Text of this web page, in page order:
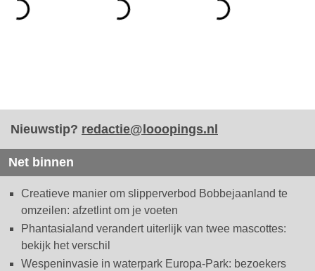
Nieuwstip? redactie@looopings.nl
Net binnen
Creatieve manier om slipperverbod Bobbejaanland te
omzeilen: afzetlint om je voeten
Phantasialand verandert uiterlijk van twee mascottes:
bekijk het verschil
Wespeninvasie in waterpark Europa-Park: bezoekers